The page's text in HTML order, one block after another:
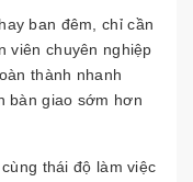
ban đêm, chỉ cần
viên chuyên nghiệp
thành nhanh
bàn giao sớm hơn
thái độ làm việc